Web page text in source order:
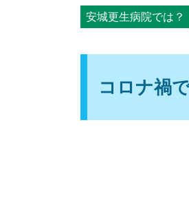
安城更生病院では？
コロナ禍